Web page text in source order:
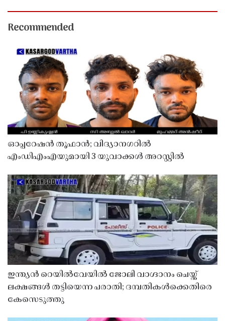
Recommended
ഓപ്പറേഷൻ തൂഫാൻ; വിദ്യാനഗറിൽ
എംഡിഎംഎയുമായി 3 യുവാക്കൾ അറസ്റ്റിൽ
ഇന്ത്യൻ റെയിൽവേയിൽ ജോലി വാഗ്ദാനം ചെയ്ത്
ലക്ഷങ്ങൾ തട്ടിയെന്ന പരാതി; ദമ്പതികൾക്കെതിരെ
കേസെടുത്തു